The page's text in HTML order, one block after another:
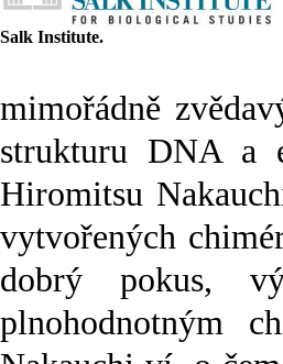
Salk Institute.
mimořádně
strukturu DNA a
Hiromitsu
vytvořených
dobrý pokus,
plnohodnotným